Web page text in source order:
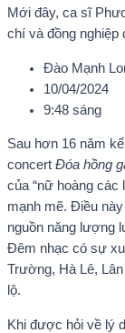
Mới đây, ca sĩ
chí và đồng nghiệp
Đào Mạnh
10/04/2024
9:48 sáng
Sau hơn 16 năm
concert Đóa hồng
của “nữ hoàng các
mạnh mẽ. Điều
nguồn năng lượng
Đêm nhạc có sự
Trường, Hà Lê,
lộ.
Khi được hỏi về lý